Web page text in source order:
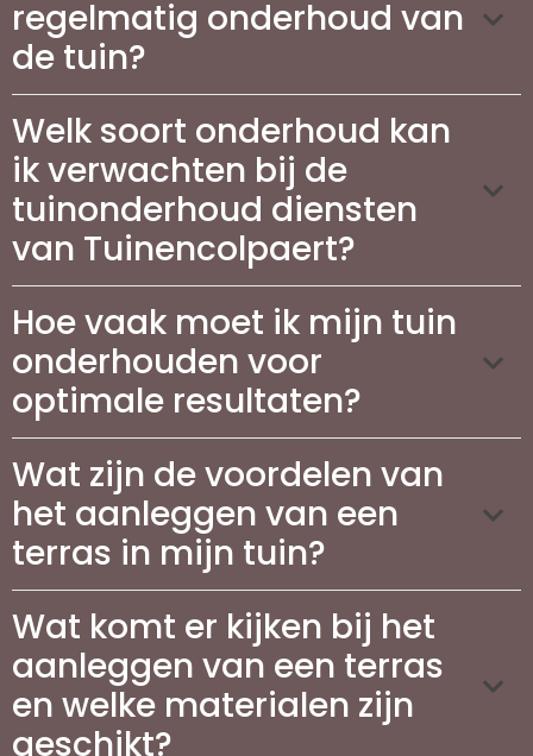
regelmatig onderhoud van
de tuin?
Welk soort onderhoud kan
ik verwachten bij de
tuinonderhoud diensten
van Tuinencolpaert?
Hoe vaak moet ik mijn tuin
onderhouden voor
optimale resultaten?
Wat zijn de voordelen van
het aanleggen van een
terras in mijn tuin?
Wat komt er kijken bij het
aanleggen van een terras
en welke materialen zijn
geschikt?